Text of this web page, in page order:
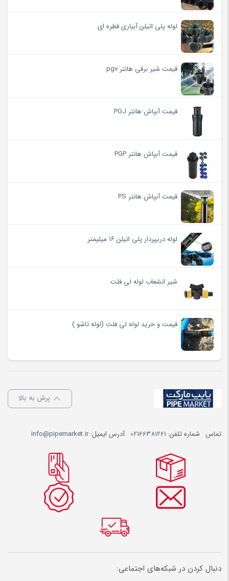
لوله پلی اتیلن آبیاری قطره ای
قیمت شیر برقی هانتر pgv
قیمت آبپاش هانتر PGJ
قیمت آبپاش هانتر PGP
قیمت آبپاش هانتر PS
لوله دریپردار پلی اتیلن ۱۶ میلیمتر
شیر انشعاب لوله لی فلت
قیمت و خرید لوله لی فلت (لوله تاشو )
پرش به بالا
تماس شماره تلفن: 02166381261 آدرس ایمیل:info@pipemarket.ir
دنبال کردن در شبکه‌های اجتماعی: